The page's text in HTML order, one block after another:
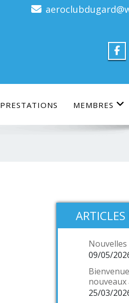
PRESTATIONS MEMBRES
ARTICLES
Nouvelles
09/05/
25/03/